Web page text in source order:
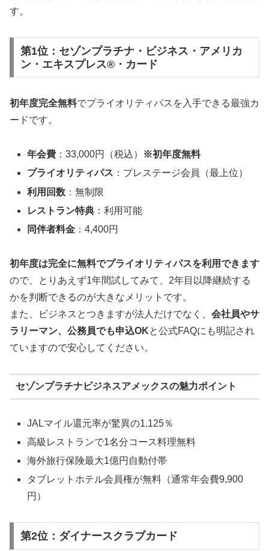
す。
第1位：セゾンプラチナ・ビジネス・アメリカ
ン・エキスプレス®・カード
初年度完全無料でプライオリティパスを入手できる最強カ
ードです。
年会費 ：33,000円（税込）
※初年度無料
プライオリティパス ：プレステージ会員（最上位）
利用回数 ：無制限
レストラン特典 ：利用可能
同伴者料金 ：4,400円
初年度は完全に無料でプライオリティパスを利用できます
ので、とりあえず1年間試してみて、2年目以降継続する
かを判断できるのが大きなメリットです。
また、ビジネスとつきますが法人だけでなく、 会社員やサ
ラリーマン、公務員でも申込OKと公式FAQにも明記され
ていますので安心してください。
セゾンプラチナビジネスアメックスの魅力ポイント
JALマイル還元率が驚異の1.125％
高級レストランで1名分コース料理無料
海外旅行保険最大1億円自動付帯
タブレットホテル会員権が無料（通常年会費9,900
円）
第2位：ダイナースクラブカード